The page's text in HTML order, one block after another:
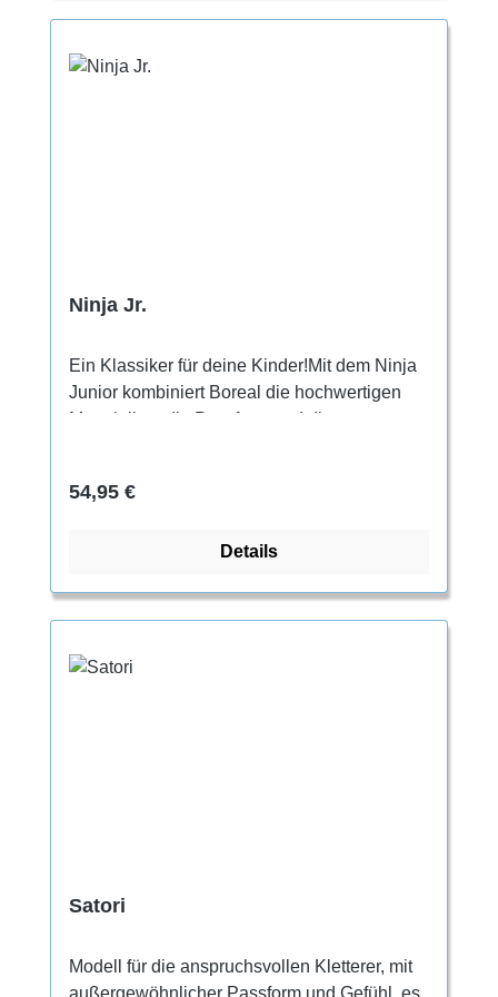
Ninja Jr.
Ein Klassiker für deine Kinder!Mit dem Ninja
Junior kombiniert Boreal die hochwertigen
Materialien, die Passform und die
einem freundlichen, leicht zu bedienenden
Regulärer Preis:
54,95 €
Details
Satori
Modell für die anspruchsvollen Kletterer, mit
außergewöhnlicher Passform und Gefühl, es